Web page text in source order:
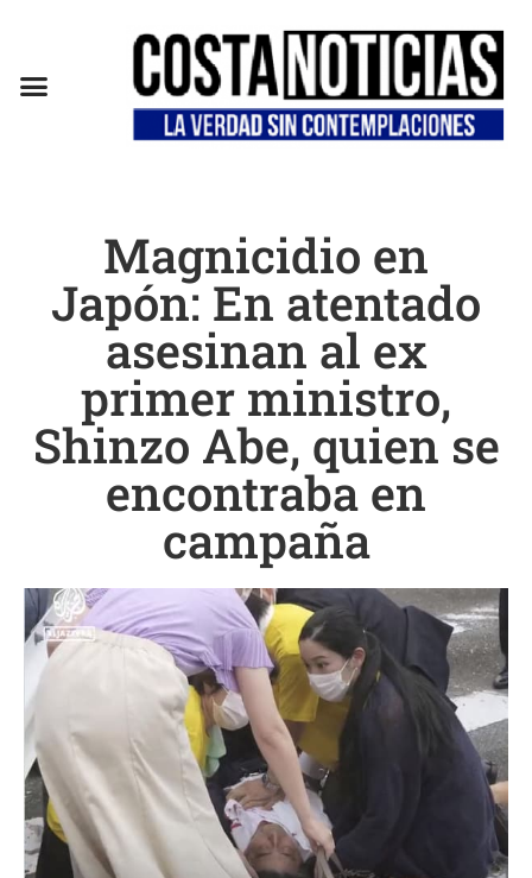
Magnicidio en
Japón: En atentado
asesinan al ex
primer ministro,
Shinzo Abe, quien se
encontraba en
campaña